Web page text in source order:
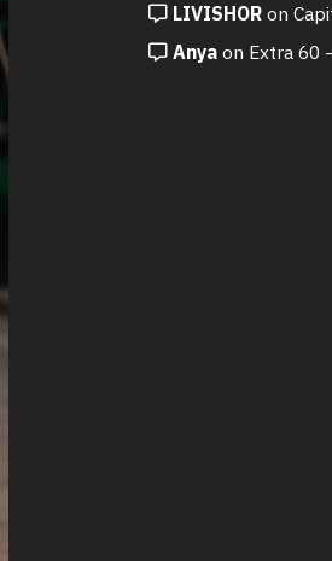
LIVISHOR on
Anya on Extra 60